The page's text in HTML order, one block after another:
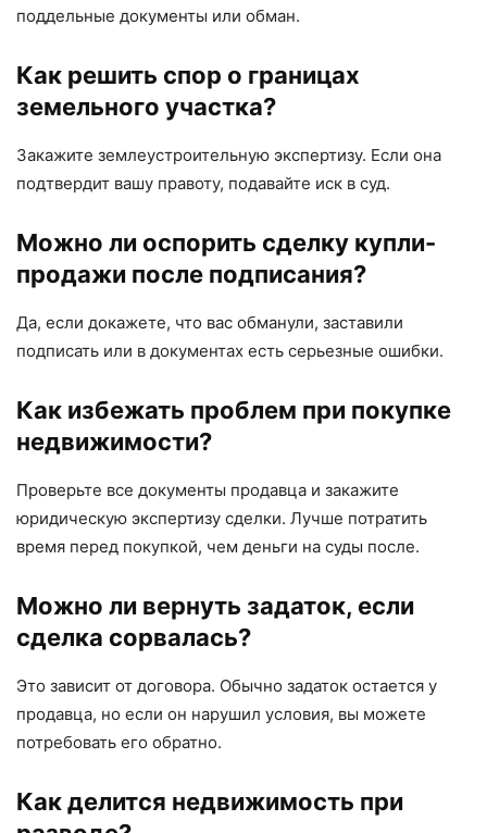
поддельные документы или обман.
Как решить спор о границах
земельного участка?
Закажите землеустроительную экспертизу. Если она
подтвердит вашу правоту, подавайте иск в суд.
Можно ли оспорить сделку купли-
продажи после подписания?
Да, если докажете, что вас обманули, заставили
подписать или в документах есть серьезные ошибки.
Как избежать проблем при покупке
недвижимости?
Проверьте все документы продавца и закажите
юридическую экспертизу сделки. Лучше потратить
время перед покупкой, чем деньги на суды после.
Можно ли вернуть задаток, если
сделка сорвалась?
Это зависит от договора. Обычно задаток остается у
продавца, но если он нарушил условия, вы можете
потребовать его обратно.
Как делится недвижимость при